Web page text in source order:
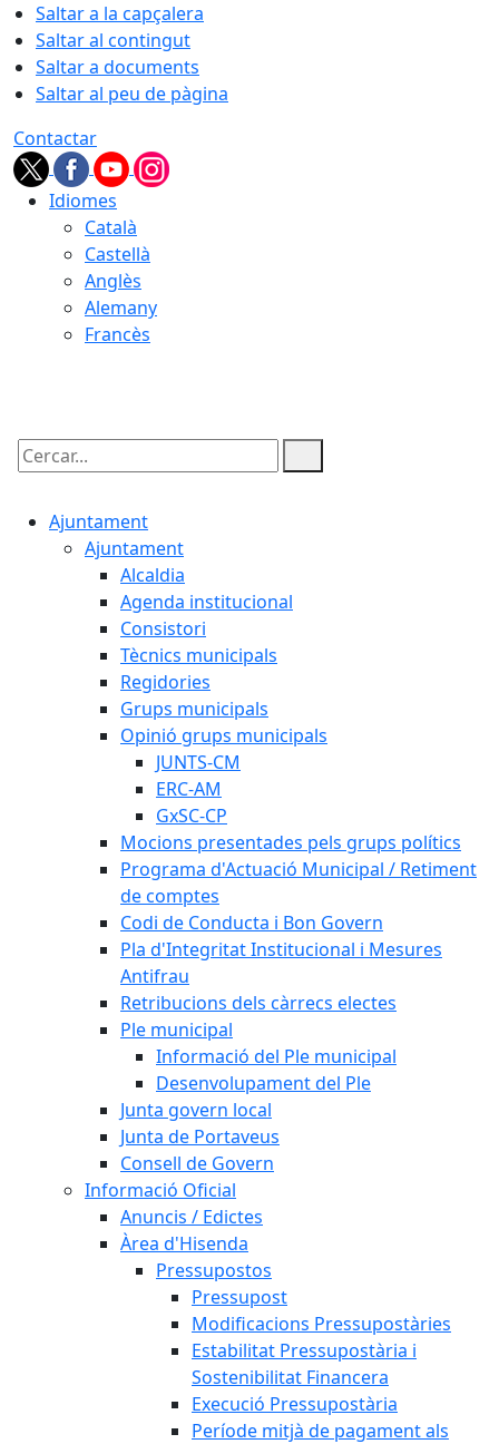
Saltar a la capçalera
Saltar al contingut
Saltar a documents
Saltar al peu de pàgina
Contactar
Idiomes
Català
Castellà
Anglès
Alemany
Francès
Cercar:
Ajuntament
Ajuntament
Alcaldia
Agenda institucional
Consistori
Tècnics municipals
Regidories
Grups municipals
Opinió grups municipals
JUNTS-CM
ERC-AM
GxSC-CP
Mocions presentades pels grups polítics
Programa d'Actuació Municipal / Retiment
de comptes
Codi de Conducta i Bon Govern
Pla d'Integritat Institucional i Mesures
Antifrau
Retribucions dels càrrecs electes
Ple municipal
Informació del Ple municipal
Desenvolupament del Ple
Junta govern local
Junta de Portaveus
Consell de Govern
Informació Oficial
Anuncis / Edictes
Àrea d'Hisenda
Pressupostos
Pressupost
Modificacions Pressupostàries
Estabilitat Pressupostària i
Sostenibilitat Financera
Execució Pressupostària
Període mitjà de pagament als